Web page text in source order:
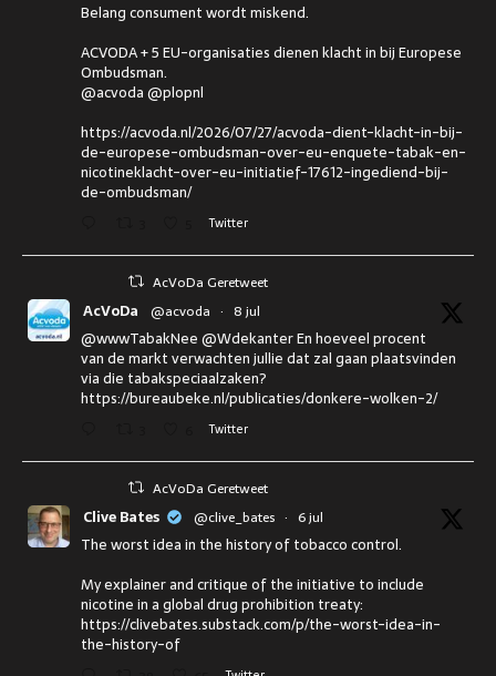
Belang consument wordt miskend.
ACVODA + 5 EU-organisaties dienen klacht in bij Europese
Ombudsman.
@acvoda @plopnl
https://acvoda.nl/2026/07/27/acvoda-dient-klacht-in-bij-
de-europese-ombudsman-over-eu-enquete-tabak-en-
nicotineklacht-over-eu-initiatief-17612-ingediend-bij-
de-ombudsman/
Twitter
AcVoDa Geretweet
AcVoDa @acvoda · 8 jul
@wwwTabakNee @Wdekanter En hoeveel procent
van de markt verwachten jullie dat zal gaan plaatsvinden
via die tabakspeciaalzaken?
https://bureaubeke.nl/publicaties/donkere-wolken-2/
Twitter
AcVoDa Geretweet
Clive Bates @clive_bates · 6 jul
The worst idea in the history of tobacco control.
My explainer and critique of the initiative to include
nicotine in a global drug prohibition treaty:
https://clivebates.substack.com/p/the-worst-idea-in-
the-history-of